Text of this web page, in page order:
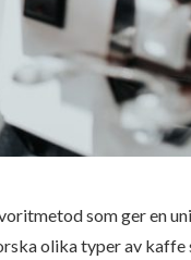
som ger en
olika typer av kaffe